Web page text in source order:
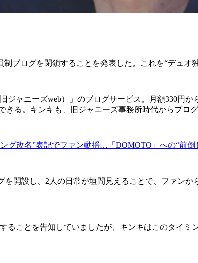
ログを閉鎖することを発表した。これを“デュオ
ャニーズweb）」のブログサービス。月額330円
る。キンキも、旧ジャニーズ事務所時代からブロ
グ改名”表記でファン動揺…「DOMOTO」への“前倒
を開設し、2人の日常が垣間見えることで、ファン
ことを告知していましたが、キンキはこのタイミ